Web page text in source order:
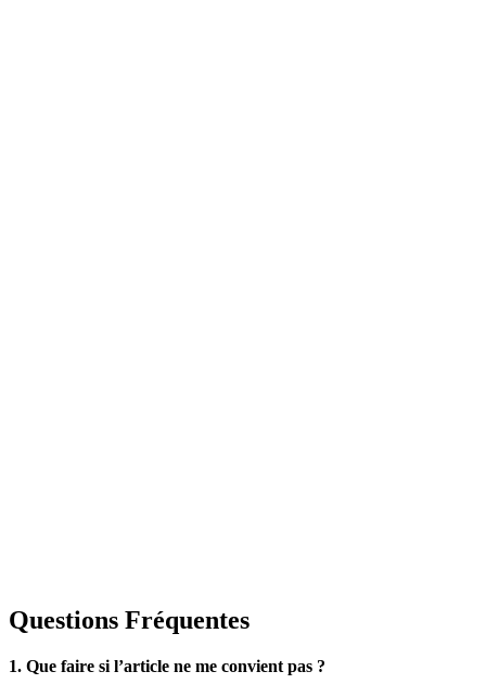
Questions Fréquentes
1. Que faire si l’article ne me convient pas ?